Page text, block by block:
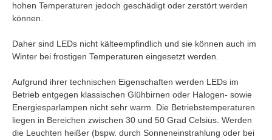
hohen Temperaturen jedoch geschädigt oder zerstört werden
können.
Daher sind LEDs nicht kälteempfindlich und sie können auch im
Winter bei frostigen Temperaturen eingesetzt werden.
Aufgrund ihrer technischen Eigenschaften werden LEDs im
Betrieb entgegen klassischen Glühbirnen oder Halogen- sowie
Energiesparlampen nicht sehr warm. Die Betriebstemperaturen
liegen in Bereichen zwischen 30 und 50 Grad Celsius. Werden
die Leuchten heißer (bspw. durch Sonneneinstrahlung oder bei